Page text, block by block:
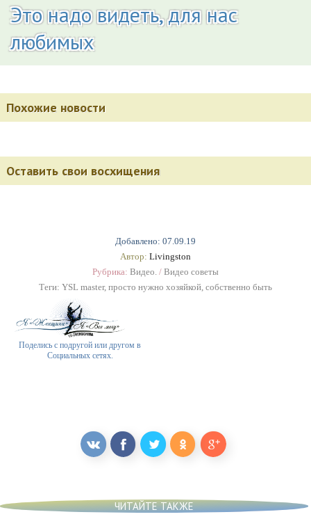
Добавлено: 07.09.19
Автор: Livingston
Рубрика: Видео. / Видео советы
Теги: YSL master, просто нужно хозяйкой, собственно быть
Поделись с подругой или другом в
Социальных сетях.
Это надо видеть, для нас
любимых
Похожие новости
Оставить свои восхищения
ЧИТАЙТЕ ТАКЖЕ